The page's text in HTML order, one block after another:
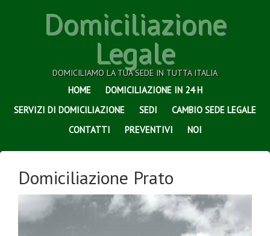
Domiciliazione
Legale
DOMICILIAMO LA TUA SEDE IN TUTTA ITALIA
HOME
DOMICILIAZIONE IN 24 H
SERVIZI DI DOMICILIAZIONE
SEDI
CAMBIO SEDE LEGALE
CONTATTI
PREVENTIVI NOI
Domiciliazione Prato